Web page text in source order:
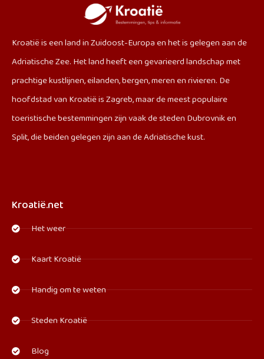
Kroatië is een land in Zuidoost-Europa en het is gelegen aan de
Adriatische Zee. Het land heeft een gevarieerd landschap met
prachtige kustlijnen, eilanden, bergen, meren en rivieren. De
hoofdstad van Kroatië is Zagreb, maar de meest populaire
toeristische bestemmingen zijn vaak de steden Dubrovnik en
Split, die beiden gelegen zijn aan de Adriatische kust.
Kroatië.net
Het weer
Kaart Kroatië
Handig om te weten
Steden Kroatië
Blog